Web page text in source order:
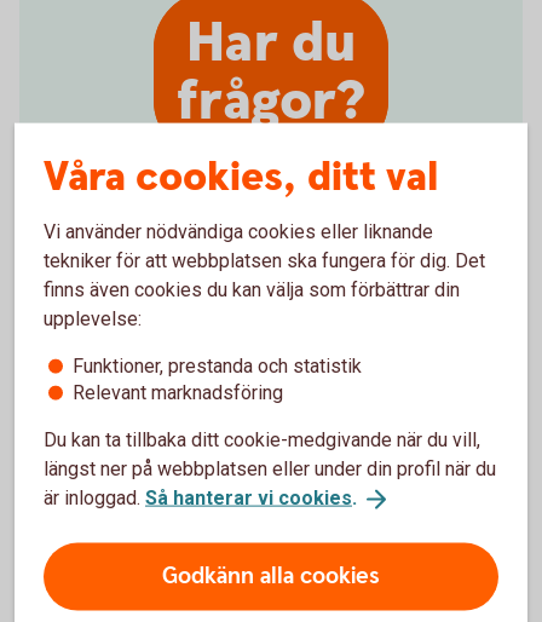
Behöver du hjälp med blanketterna,
eller med ett befintligt ärende?
Kontakta
Har du
frågor?
För att se detta innehåll behöver du först
Våra cookies, ditt val
Vi använder nödvändiga cookies eller liknande
tekniker för att webbplatsen ska fungera för dig. Det
finns även cookies du kan välja som förbättrar din
upplevelse:
Funktioner, prestanda och statistik
Relevant marknadsföring
Du kan ta tillbaka ditt cookie-medgivande när du vill,
längst ner på webbplatsen eller under din profil när du
är inloggad. Så hanterar vi cookies.
Godkänn alla cookies